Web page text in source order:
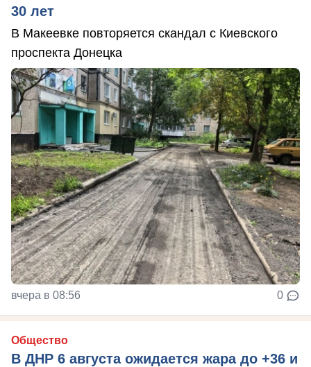
30 лет
В Макеевке повторяется скандал с Киевского
проспекта Донецка
вчера в 08:56 0
Общество
В ДНР 6 августа ожидается жара до +36 и